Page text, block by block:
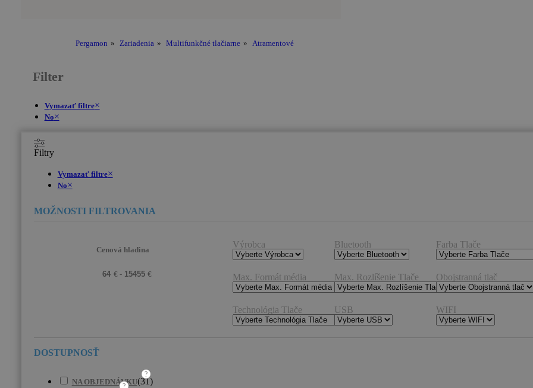
Pergamon » Zariadenia » Multifunkčné tlačiarne » Atramentové
Filter
Vymazať filtre×
No×
Filtry
Vymazať filtre×
No×
Cenová hladina
Výrobca Bluetooth Farba Tlače
Max. Formát média Max. Rozlíšenie Tlače Obojstranná tlač
Technológia Tlače USB WIFI
NA OBJEDNÁVKU(31)
?